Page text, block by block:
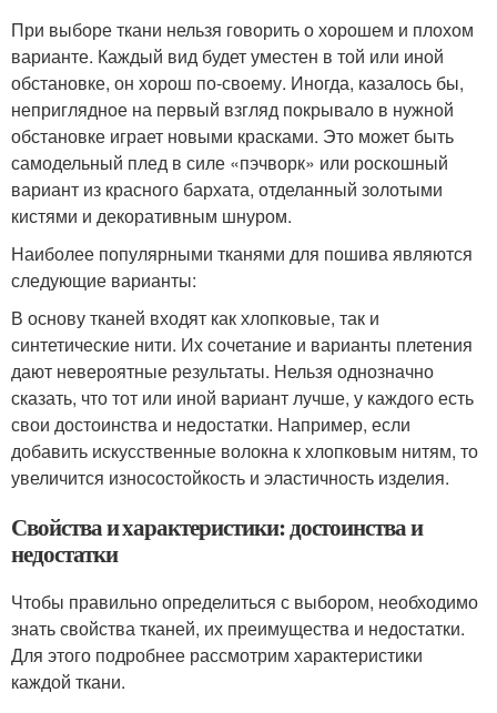
При выборе ткани нельзя говорить о хорошем и плохом
варианте. Каждый вид будет уместен в той или иной
обстановке, он хорош по-своему. Иногда, казалось бы,
неприглядное на первый взгляд покрывало в нужной
обстановке играет новыми красками. Это может быть
самодельный плед в силе «пэчворк» или роскошный
вариант из красного бархата, отделанный золотыми
кистями и декоративным шнуром.
Наиболее популярными тканями для пошива являются
следующие варианты:
В основу тканей входят как хлопковые, так и
синтетические нити. Их сочетание и варианты плетения
дают невероятные результаты. Нельзя однозначно
сказать, что тот или иной вариант лучше, у каждого есть
свои достоинства и недостатки. Например, если
добавить искусственные волокна к хлопковым нитям, то
увеличится износостойкость и эластичность изделия.
Свойства и характеристики: достоинства и
недостатки
Чтобы правильно определиться с выбором, необходимо
знать свойства тканей, их преимущества и недостатки.
Для этого подробнее рассмотрим характеристики
каждой ткани.